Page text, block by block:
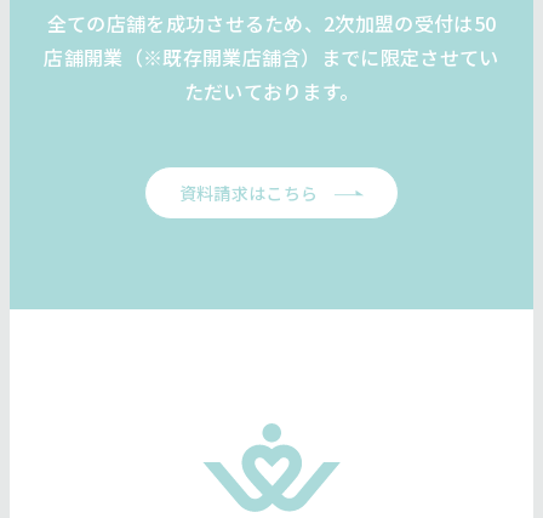
全ての店舗を成功させるため、2次加盟の受付は50
店舗開業（※既存開業店舗含）までに限定させてい
ただいております。
資料請求はこちら